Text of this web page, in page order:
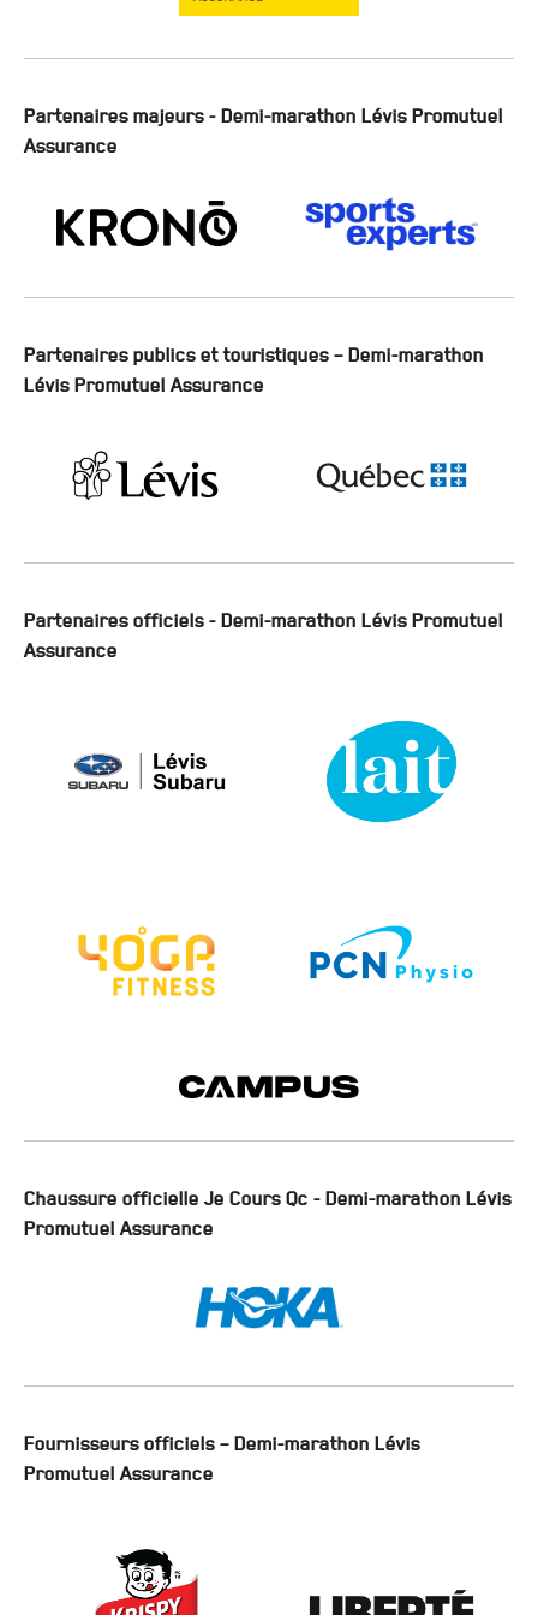
Partenaires majeurs - Demi-marathon Lévis Promutuel
Assurance
Partenaires publics et touristiques – Demi-marathon
Lévis Promutuel Assurance
Partenaires officiels - Demi-marathon Lévis Promutuel
Assurance
Chaussure officielle Je Cours Qc - Demi-marathon Lévis
Promutuel Assurance
Fournisseurs officiels – Demi-marathon Lévis
Promutuel Assurance